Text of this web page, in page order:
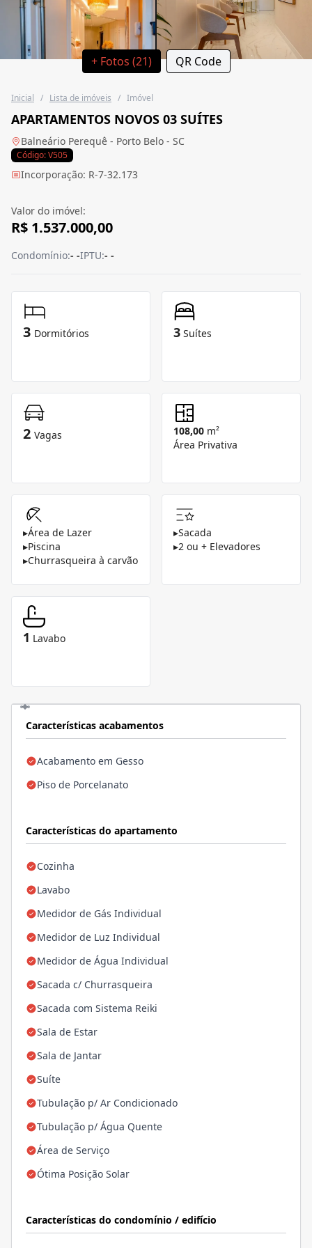
+ Fotos (21) QR Code
Inicial / Lista de imóveis / Imóvel
APARTAMENTOS NOVOS 03 SUÍTES
Balneário Perequê - Porto Belo - SC
Código: V505
Incorporação: R-7-32.173
Valor do imóvel:
R$ 1.537.000,00
Condomínio:- -IPTU:- -
3 Dormitórios 3 Suítes
2 Vagas 108,00 m²
Área Privativa
▸Área de Lazer
▸Piscina
▸Churrasqueira à carvão
▸Sacada
▸2 ou + Elevadores
1 Lavabo
Características acabamentos
Acabamento em Gesso
Piso de Porcelanato
Características do apartamento
Cozinha
Lavabo
Medidor de Gás Individual
Medidor de Luz Individual
Medidor de Água Individual
Sacada c/ Churrasqueira
Sacada com Sistema Reiki
Sala de Estar
Sala de Jantar
Suíte
Tubulação p/ Ar Condicionado
Tubulação p/ Água Quente
Área de Serviço
Ótima Posição Solar
Características do condomínio / edifício